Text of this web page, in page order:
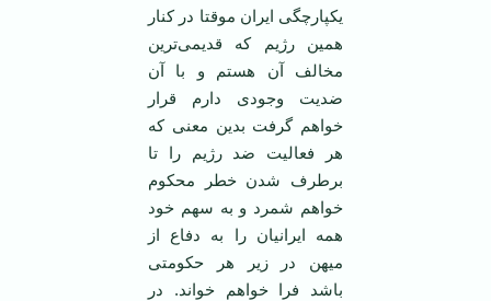
یکپارچگی ایران موقتا در کنار
همین رژیم که قدیمی‌ترین
مخالف آن هستم و با آن
ضدیت وجودی دارم قرار
خواهم گرفت بدین معنی که
هر فعالیت ضد رژیم را تا
برطرف شدن خطر محکوم
خواهم شمرد و به سهم خود
همه ایرانیان را به دفاع از
میهن در زیر هر حکومتی
باشد فرا خواهم خواند. در